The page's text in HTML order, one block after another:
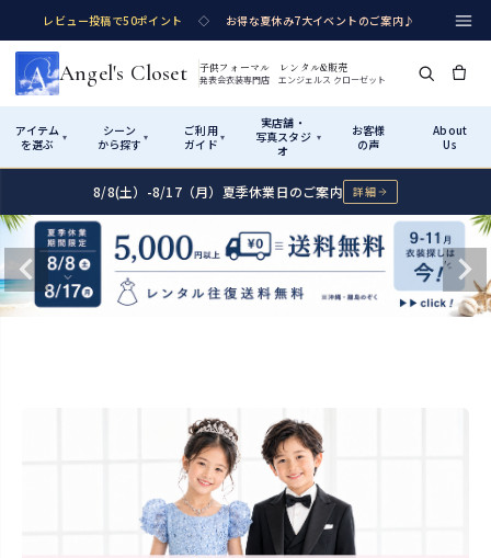
レビュー投稿で50ポイント ◇ お得な夏休み7大イベントのご案内♪
Angel's Closet 子供フォーマル レンタル&販売
発表会衣装専門店 エンジェルス クローゼット
アイテム
を選ぶ
▾
シーン
から探す ▾
ご利用
ガイド ▾
実店舗・
写真スタジ
オ
▾
お客様
の声
About
Us
Shop by Category アイテムから探す
カテゴリ詳細→ サイズで選ぶ →
男の子スーツ
七五三着物 シューズ
Shop by Occasion シーンから探す
性別・サイズで絞り込む→
Recital & Concours Wedding
How It Works ご利用ガイド
Startはじめに
Angel's Closetについて
Visit Us 実店舗・写真スタジオ
8/8(土）-8/17（月）夏季休業日のご案内 詳細